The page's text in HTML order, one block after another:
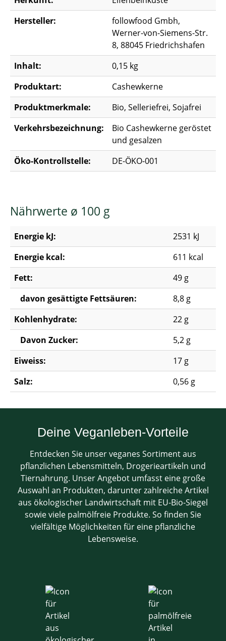
Hersteller:
followfood Gmbh,
Werner-von-Siemens-Str.
8, 88045 Friedrichshafen
Inhalt:
0,15 kg
Produktart:
Cashewkerne
Produktmerkmale:
Bio, Selleriefrei, Sojafrei
Verkehrsbezeichnung:
Bio Cashewkerne geröstet
und gesalzen
Öko-Kontrollstelle:
DE-ÖKO-001
Nährwerte ø 100 g
Energie kJ:
2531 kJ
Energie kcal:
611 kcal
Fett:
49 g
davon gesättigte Fettsäuren:
8,8 g
Kohlenhydrate:
22 g
Davon Zucker:
5,2 g
Eiweiss:
17 g
Salz:
0,56 g
Deine Veganleben-Vorteile
Entdecken Sie unser veganes Sortiment aus
pflanzlichen Lebensmitteln, Drogerieartikeln und
Tiernahrung. Unser Angebot umfasst eine große
Auswahl an Produkten, darunter zahlreiche Artikel
aus ökologischer Landwirtschaft mit EU-Bio-Siegel
sowie viele palmölfreie Produkte. So finden Sie
vielfältige Möglichkeiten für eine pflanzliche
Lebensweise.